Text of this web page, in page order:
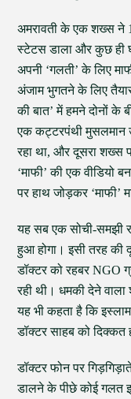
अमरावती के एक शख्स ने
स्टेटस डाला और कुछ
अपनी ‘गलती’ के लिए
अंजाम भुगतने के लिए
की बात’ में हमने दोनों के
एक कट्टरपंथी मुसलमान
रहा था, और दूसरा शख्स
‘माफी’ की एक
पर हाथ जोड़कर ‘माफी’
यह सब एक सोची-समझी
हुआ होगा। इसी तरह की
डॉक्टर को रहबर NGO
रही थी। धमकी देने
यह भी कहता है कि
डॉक्टर साहब को दिक्कत
डॉक्टर फोन पर
डालने के पीछे कोई गलत